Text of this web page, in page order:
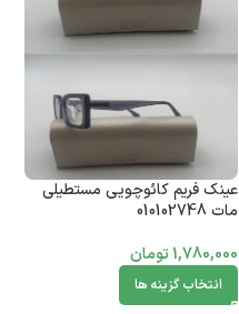
عینک فریم کائوچویی مستطیلی
مات 010102748
1,780,000تومان
انتخاب گزینه ها